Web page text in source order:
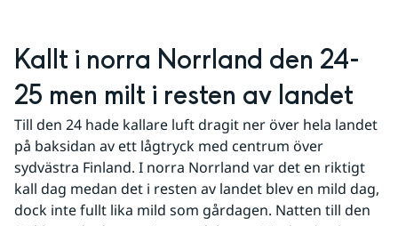
Kallt i norra Norrland den 24-
25 men milt i resten av landet
Till den 24 hade kallare luft dragit ner över hela landet
på baksidan av ett lågtryck med centrum över
sydvästra Finland. I norra Norrland var det en riktigt
kall dag medan det i resten av landet blev en mild dag,
dock inte fullt lika mild som gårdagen. Natten till den